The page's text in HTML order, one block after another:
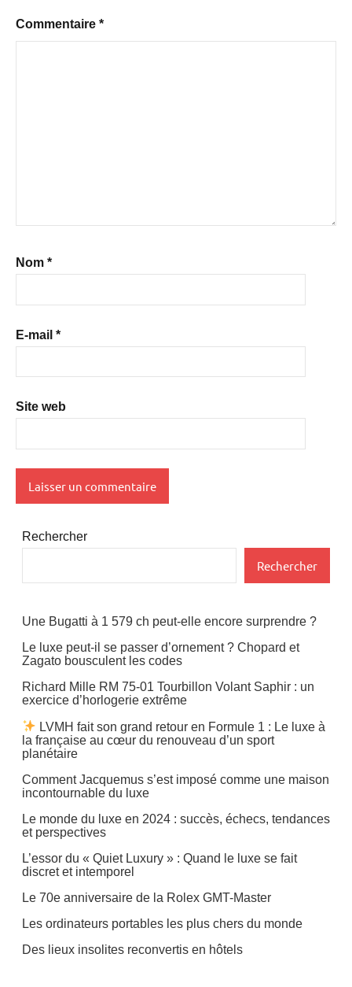
Commentaire *
Nom *
E-mail *
Site web
Rechercher
Rechercher
Une Bugatti à 1 579 ch peut-elle encore surprendre ?
Le luxe peut-il se passer d’ornement ? Chopard et
Zagato bousculent les codes
Richard Mille RM 75-01 Tourbillon Volant Saphir : un
exercice d’horlogerie extrême
LVMH fait son grand retour en Formule 1 : Le luxe à
la française au cœur du renouveau d’un sport
planétaire
Comment Jacquemus s’est imposé comme une maison
incontournable du luxe
Le monde du luxe en 2024 : succès, échecs, tendances
et perspectives
L’essor du « Quiet Luxury » : Quand le luxe se fait
discret et intemporel
Le 70e anniversaire de la Rolex GMT-Master
Les ordinateurs portables les plus chers du monde
Des lieux insolites reconvertis en hôtels